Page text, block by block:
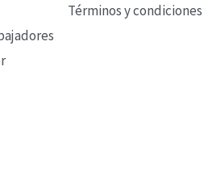
Términos y condiciones